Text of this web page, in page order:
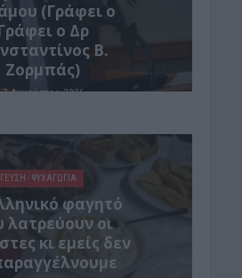
(Γράφει ο
ο Δρ
Β.
Ζορμπάς)
7 Αυγούστου 2026
ΓΕΎΣΗ - ΨΥΧΑΓΩΓΊΑ
φαγητό
λατρεύουν οι
κι εμείς δεν